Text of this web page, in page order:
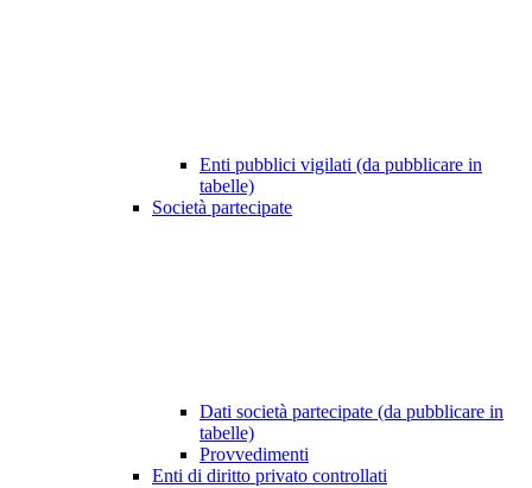
Enti pubblici vigilati (da pubblicare in
tabelle)
Società partecipate
Dati società partecipate (da pubblicare in
tabelle)
Provvedimenti
Enti di diritto privato controllati